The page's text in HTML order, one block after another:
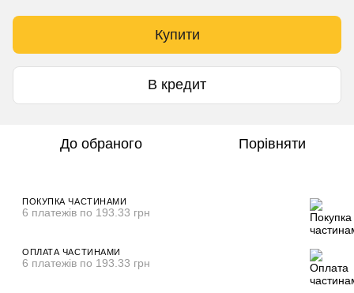
Купити
В кредит
До обраного Порівняти
ПОКУПКА ЧАСТИНАМИ
6 платежів по 193.33 грн
ОПЛАТА ЧАСТИНАМИ
6 платежів по 193.33 грн